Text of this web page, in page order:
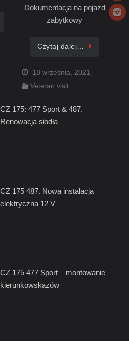
Dokumentacja na pojazd
zabytkowy
Czytaj dalej…
18 września, 2021
Veteran visit
CZ 175: 477 Sport & 487.
Renowacja siodła
CZ 175 487. Nowa instalacja
elektryczna 12 V
CZ 175 477 Sport – montowanie
kierunkowskazów